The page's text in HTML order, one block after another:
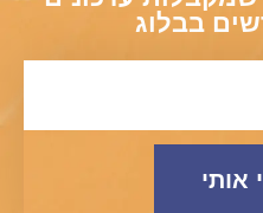
בבלוג
אותי